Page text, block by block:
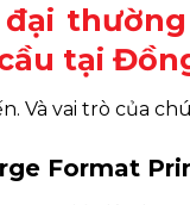
tại
Và vai trò của
Format